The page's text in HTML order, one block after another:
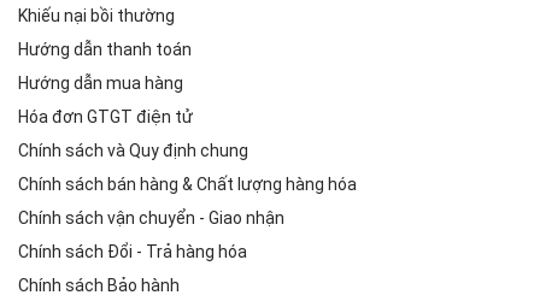
Khiếu nại bồi thường
Hướng dẫn thanh toán
Hướng dẫn mua hàng
Hóa đơn GTGT điện tử
Chính sách và Quy định chung
Chính sách bán hàng & Chất lượng hàng hóa
Chính sách vận chuyển - Giao nhận
Chính sách Đổi - Trả hàng hóa
Chính sách Bảo hành